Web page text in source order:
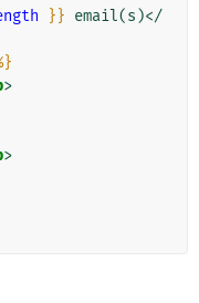
}} email(s)</
>
>